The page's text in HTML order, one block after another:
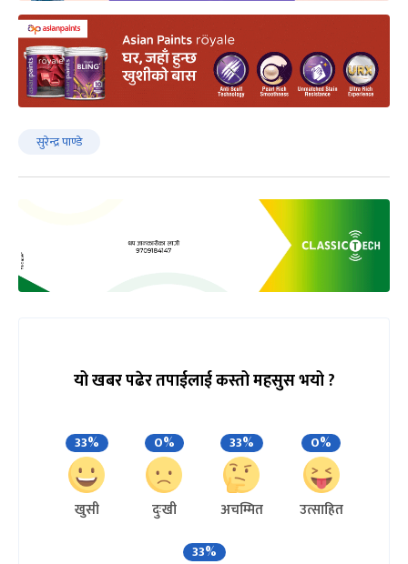
सुरेन्द्र पाण्डे
यो खबर पढेर तपाईलाई कस्तो महसुस भयो ?
33%
खुसी
0%
दुःखी
33%
अचम्मित
0%
उत्साहित
33%